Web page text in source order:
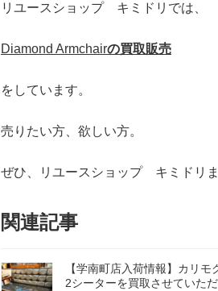
リユースショップ キミドリでは、
Diamond Armchairの買取販売
をしています。
売りたい方、欲しい方。
ぜひ、リユースショップ キミドリ
関連記事
【学南町店入荷情報】カリモ
2シーターを買取させていただ